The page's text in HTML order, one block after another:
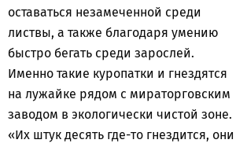
оставаться незамеченной среди
листвы, а также благодаря умению
быстро бегать среди зарослей.
Именно такие куропатки и гнездятся
на лужайке рядом с мираторговским
заводом в экологически чистой зоне.
«Их штук десять где-то гнездится, они